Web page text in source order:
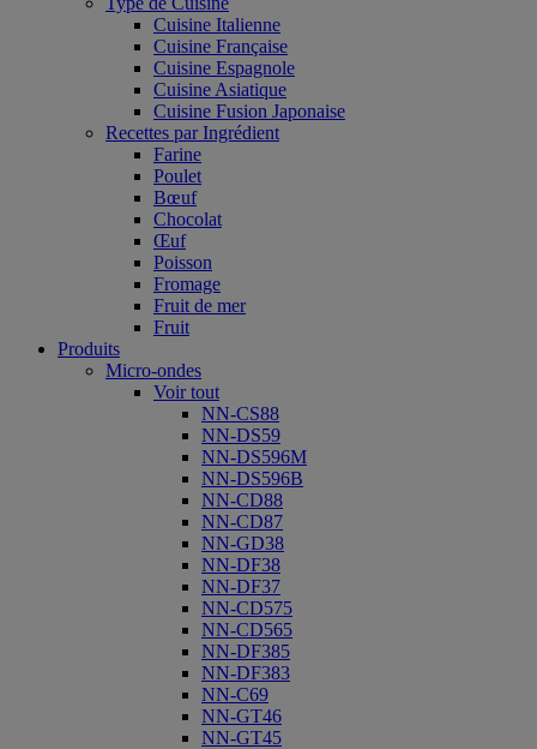
Cuisine Italienne
Cuisine Française
Cuisine Espagnole
Cuisine Asiatique
Cuisine Fusion Japonaise
Recettes par Ingrédient
Farine
Poulet
Bœuf
Chocolat
Œuf
Poisson
Fromage
Fruit de mer
Fruit
Produits
Micro-ondes
Voir tout
NN-CS88
NN-DS59
NN-DS596M
NN-DS596B
NN-CD88
NN-CD87
NN-GD38
NN-DF38
NN-DF37
NN-CD575
NN-CD565
NN-DF385
NN-DF383
NN-C69
NN-GT46
NN-GT45